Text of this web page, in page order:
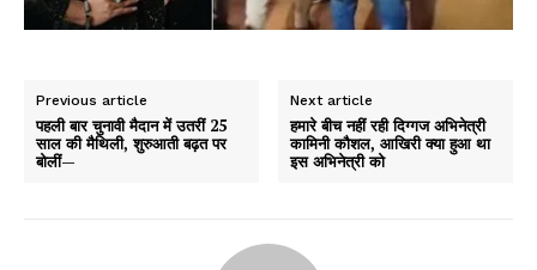
Previous article
पहली बार चुनावी मैदान में उतरीं 25
साल की मैथिली, शुरुआती बढ़त पर
बोलीं—
Next article
हमारे बीच नहीं रही दिग्गज अभिनेत्री
कामिनी कौशल, आखिरी क्या हुआ था
इस अभिनेत्री को